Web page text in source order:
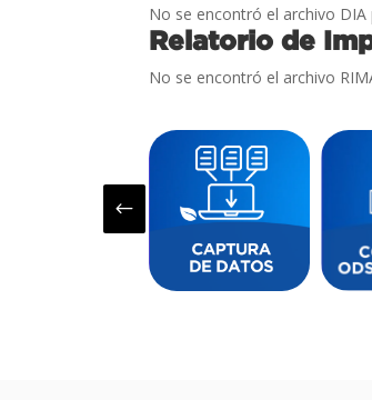
No se encontró el archivo DIA
Relatorio de
No se encontró el archivo
#